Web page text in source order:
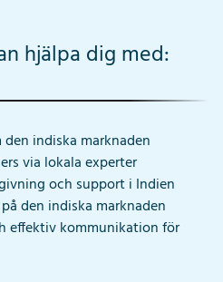
hjälpa dig med:
indiska marknaden
via lokala experter
och support i Indien
den indiska marknaden
effektiv kommunikation för